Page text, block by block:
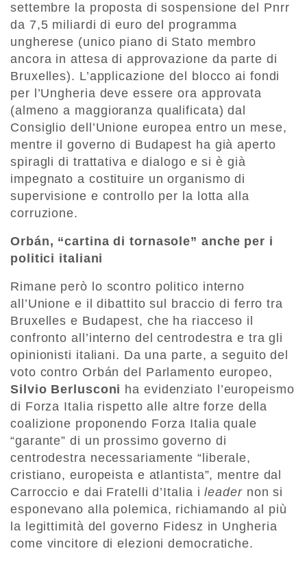
settembre la proposta di sospensione del Pnrr
da 7,5 miliardi di euro del programma
ungherese (unico piano di Stato membro
ancora in attesa di approvazione da parte di
Bruxelles). L’applicazione del blocco ai fondi
per l’Ungheria deve essere ora approvata
(almeno a maggioranza qualificata) dal
Consiglio dell’Unione europea entro un mese,
mentre il governo di Budapest ha già aperto
spiragli di trattativa e dialogo e si è già
impegnato a costituire un organismo di
supervisione e controllo per la lotta alla
corruzione.
Orbán, “cartina di tornasole” anche per i
politici italiani
Rimane però lo scontro politico interno
all’Unione e il dibattito sul braccio di ferro tra
Bruxelles e Budapest, che ha riacceso il
confronto all’interno del centrodestra e tra gli
opinionisti italiani. Da una parte, a seguito del
voto contro Orbán del Parlamento europeo,
Silvio Berlusconi ha evidenziato l’europeismo
di Forza Italia rispetto alle altre forze della
coalizione proponendo Forza Italia quale
“garante” di un prossimo governo di
centrodestra necessariamente “liberale,
cristiano, europeista e atlantista”, mentre dal
Carroccio e dai Fratelli d’Italia ileadernon si
esponevano alla polemica, richiamando al più
la legittimità del governo Fidesz in Ungheria
come vincitore di elezioni democratiche.